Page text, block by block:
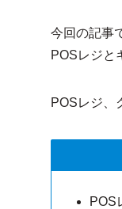
今回の記事
POSレジと
POSレジ、
POS